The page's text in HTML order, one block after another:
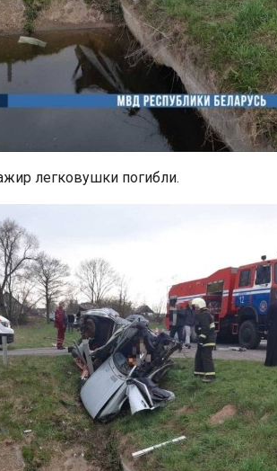
легковушки погибли.